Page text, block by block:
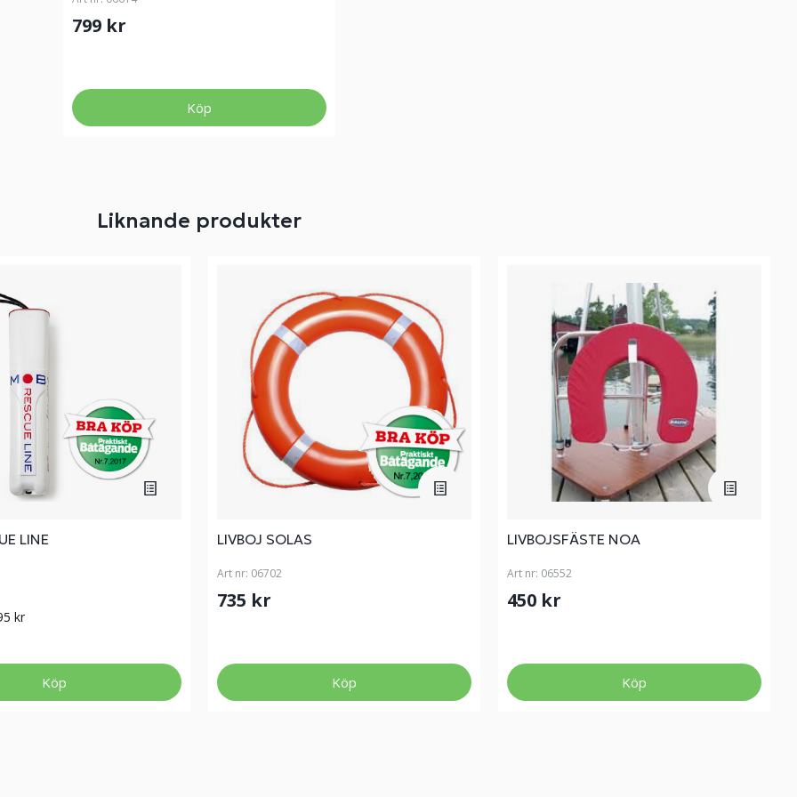
799 kr
Köp
Liknande produkter
LINE
kr
Köp
LIVBOJ SOLAS
Art nr: 06702
735 kr
Köp
LIVBOJSFÄSTE NOA
Art nr: 06552
450 kr
Köp